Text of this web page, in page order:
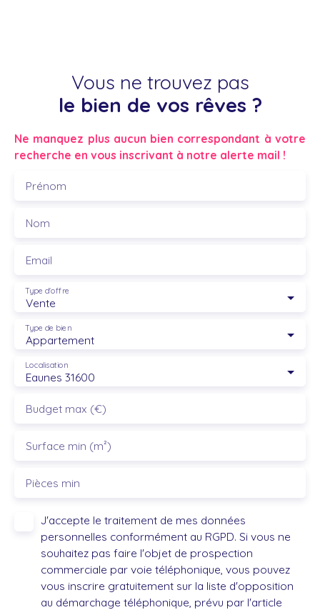
Vous ne trouvez pas
le bien de vos rêves ?
Ne manquez plus aucun bien correspondant à votre
recherche en vous inscrivant à notre alerte mail !
Prénom
Nom
Email
Vente
Type d'offre
Appartement
Type de bien
Eaunes 31600
Localisation
Budget max (€)
Surface min (m²)
Pièces min
J'accepte le traitement de mes données
personnelles conformément au RGPD. Si vous ne
souhaitez pas faire l'objet de prospection
commerciale par voie téléphonique, vous pouvez
vous inscrire gratuitement sur la liste d'opposition
au démarchage téléphonique, prévu par l'article